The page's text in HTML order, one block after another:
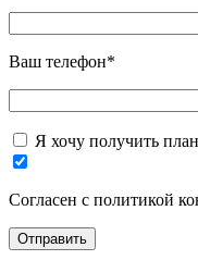
Ваш телефон*
Я хочу получить
Согласен с политикой